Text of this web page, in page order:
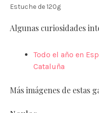
Estuche de 120g
Algunas curiosidades
Todo el año en
Cataluña
Más imágenes de estas